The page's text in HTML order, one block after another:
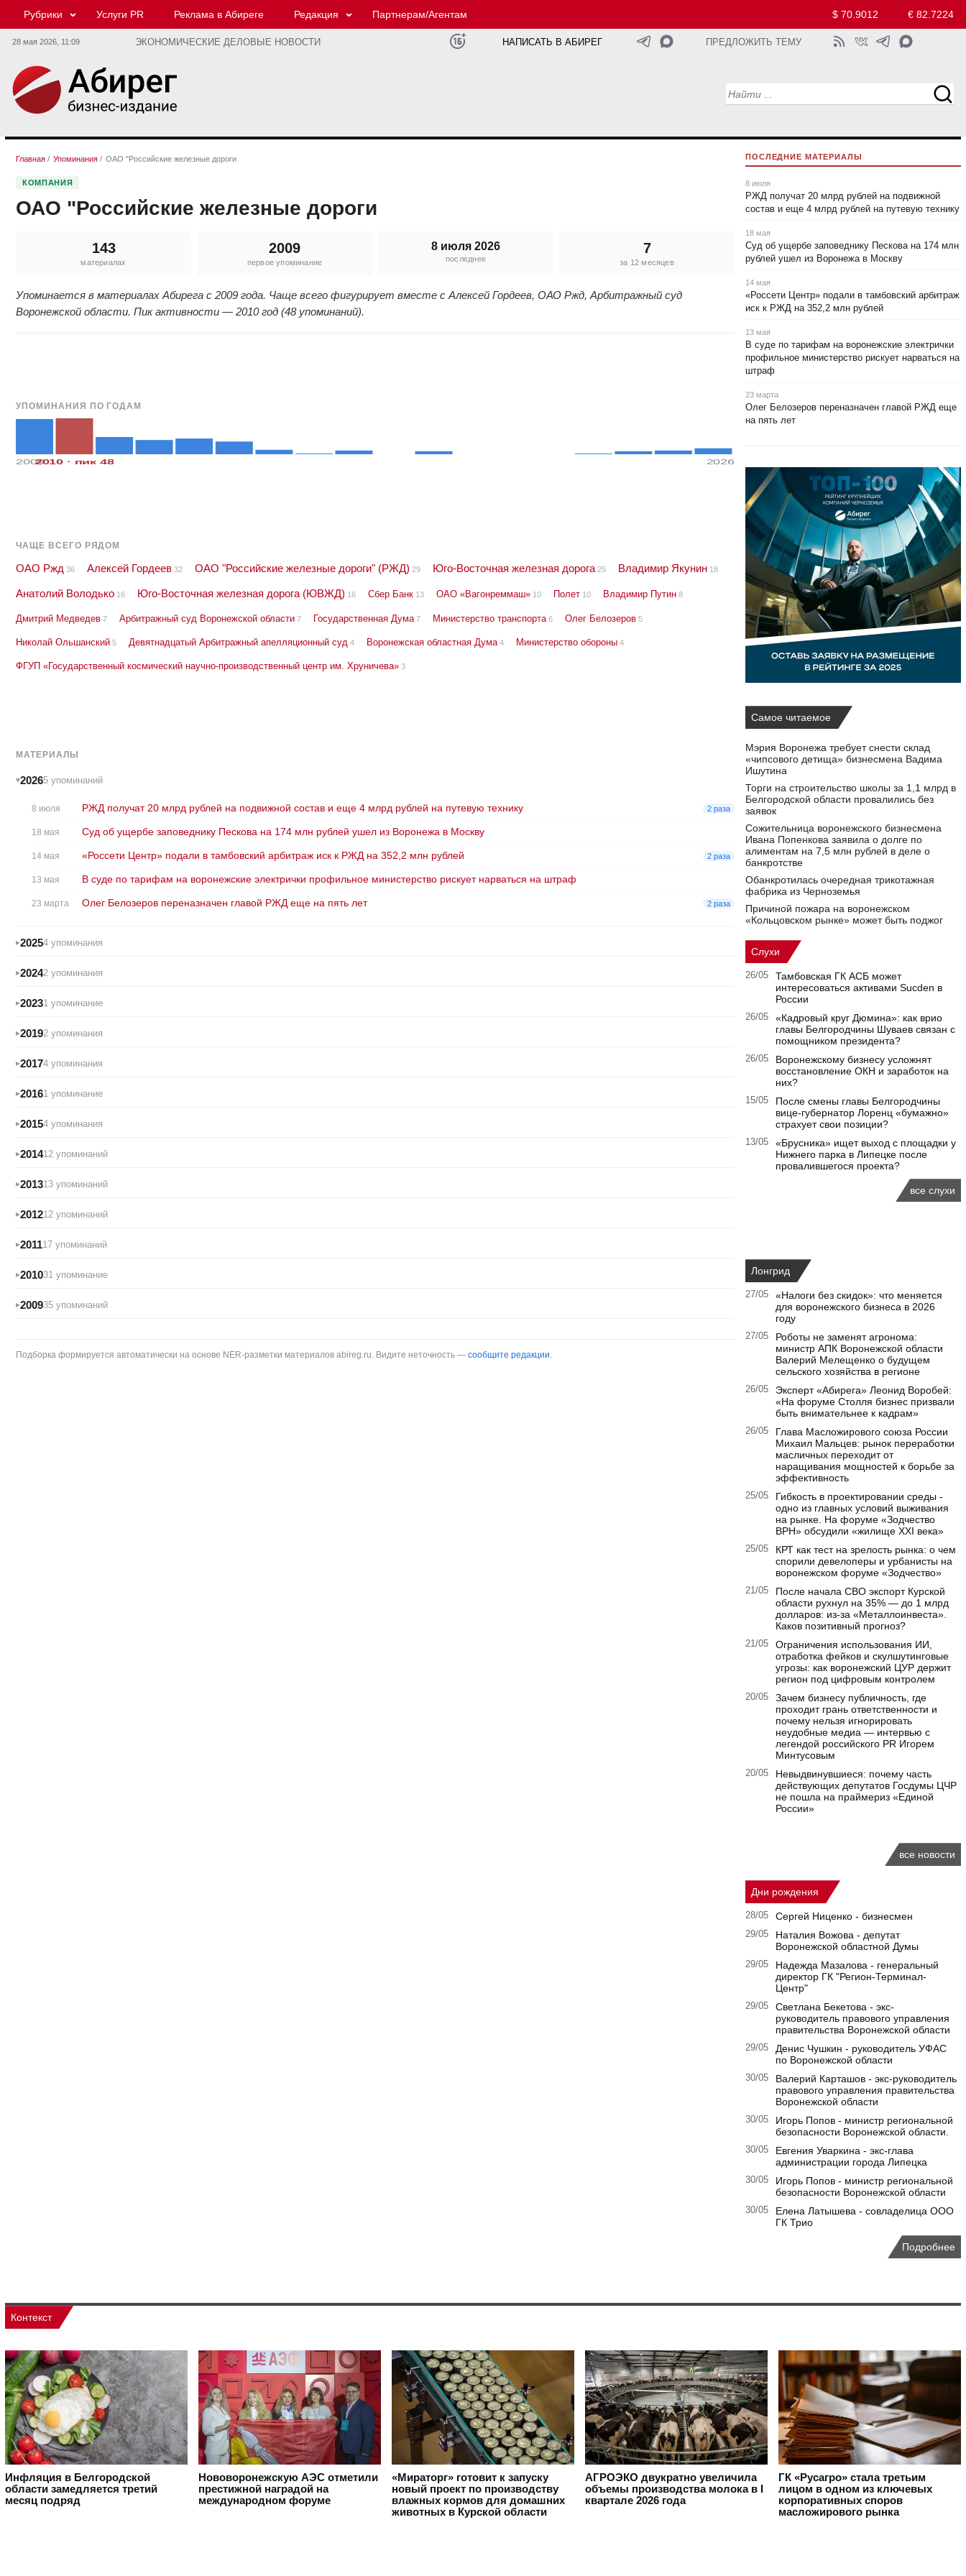
Рубрики Услуги PR Реклама в Абиреге Редакция Партнерам/Агентам $ 70.9012 € 82.7224
28 мая 2026, 11:09 ЭКОНОМИЧЕСКИЕ ДЕЛОВЫЕ НОВОСТИ НАПИСАТЬ В АБИРЕГ ПРЕДЛОЖИТЬ ТЕМУ
Главная / Упоминания / ОАО "Российские железные дороги
КОМПАНИЯ
ОАО "Российские железные дороги
143
материалах
2009
первое упоминание
8 июля 2026
последнее
7
за 12 месяцев
Упоминается в материалах Абирега с 2009 года. Чаще всего фигурирует вместе с Алексей Гордеев, ОАО Ржд, Арбитражный суд
Воронежской области. Пик активности — 2010 год (48 упоминаний).
УПОМИНАНИЯ ПО ГОДАМ
20092010 · пик 48 2026
ЧАЩЕ ВСЕГО РЯДОМ
ОАО Ржд 36 Алексей Гордеев 32 ОАО "Российские железные дороги" (РЖД) 29 Юго-Восточная железная дорога 25 Владимир Якунин 18
Анатолий Володько 16 Юго-Восточная железная дорога (ЮВЖД) 16 Сбер Банк 13 ОАО «Вагонреммаш» 10 Полет 10 Владимир Путин 8
Дмитрий Медведев 7 Арбитражный суд Воронежской области 7 Государственная Дума 7 Министерство транспорта 6 Олег Белозеров 5
Николай Ольшанский 5 Девятнадцатый Арбитражный апелляционный суд 4 Воронежская областная Дума 4 Министерство обороны 4
ФГУП «Государственный космический научно-производственный центр им. Хруничева» 3
МАТЕРИАЛЫ
20265 упоминаний
8 июля РЖД получат 20 млрд рублей на подвижной состав и еще 4 млрд рублей на путевую технику 2 раза
18 мая Суд об ущербе заповеднику Пескова на 174 млн рублей ушел из Воронежа в Москву
14 мая «Россети Центр» подали в тамбовский арбитраж иск к РЖД на 352,2 млн рублей 2 раза
13 мая В суде по тарифам на воронежские электрички профильное министерство рискует нарваться на штраф
23 марта Олег Белозеров переназначен главой РЖД еще на пять лет 2 раза
20254 упоминания
20242 упоминания
20231 упоминание
20192 упоминания
20174 упоминания
20161 упоминание
20154 упоминания
201412 упоминаний
201313 упоминаний
201212 упоминаний
201117 упоминаний
201031 упоминание
200935 упоминаний
Подборка формируется автоматически на основе NER-разметки материалов abireg.ru. Видите неточность — сообщите редакции.
ПОСЛЕДНИЕ МАТЕРИАЛЫ
8 июля
РЖД получат 20 млрд рублей на подвижной
состав и еще 4 млрд рублей на путевую технику
18 мая
Суд об ущербе заповеднику Пескова на 174 млн
рублей ушел из Воронежа в Москву
14 мая
«Россети Центр» подали в тамбовский арбитраж
иск к РЖД на 352,2 млн рублей
13 мая
В суде по тарифам на воронежские электрички
профильное министерство рискует нарваться на
штраф
23 марта
Олег Белозеров переназначен главой РЖД еще
на пять лет
Самое читаемое
Мэрия Воронежа требует снести склад
«чипсового детища» бизнесмена Вадима
Ишутина
Торги на строительство школы за 1,1 млрд в
Белгородской области провалились без
заявок
Сожительница воронежского бизнесмена
Ивана Попенкова заявила о долге по
алиментам на 7,5 млн рублей в деле о
банкротстве
Обанкротилась очередная трикотажная
фабрика из Черноземья
Причиной пожара на воронежском
«Кольцовском рынке» может быть поджог
Слухи
26/05
Тамбовская ГК АСБ может
интересоваться активами Sucden в
России
26/05
«Кадровый круг Дюмина»: как врио
главы Белгородчины Шуваев связан с
помощником президента?
26/05
Воронежскому бизнесу усложнят
восстановление ОКН и заработок на
них?
15/05
После смены главы Белгородчины
вице-губернатор Лоренц «бумажно»
страхует свои позиции?
13/05
«Брусника» ищет выход с площадки у
Нижнего парка в Липецке после
провалившегося проекта?
все слухи
Лонгрид
27/05
«Налоги без скидок»: что меняется
для воронежского бизнеса в 2026
году
27/05
Роботы не заменят агронома:
министр АПК Воронежской области
Валерий Мелещенко о будущем
сельского хозяйства в регионе
26/05
Эксперт «Абирега» Леонид Воробей:
«На форуме Столля бизнес призвали
быть внимательнее к кадрам»
26/05
Глава Масложирового союза России
Михаил Мальцев: рынок переработки
масличных переходит от
наращивания мощностей к борьбе за
эффективность
25/05
Гибкость в проектировании среды -
одно из главных условий выживания
на рынке. На форуме «Зодчество
ВРН» обсудили «жилище XXI века»
25/05
КРТ как тест на зрелость рынка: о чем
спорили девелоперы и урбанисты на
воронежском форуме «Зодчество»
21/05
После начала СВО экспорт Курской
области рухнул на 35% — до 1 млрд
долларов: из-за «Металлоинвеста».
Каков позитивный прогноз?
21/05
Ограничения использования ИИ,
отработка фейков и скулшутинговые
угрозы: как воронежский ЦУР держит
регион под цифровым контролем
20/05
Зачем бизнесу публичность, где
проходит грань ответственности и
почему нельзя игнорировать
неудобные медиа — интервью с
легендой российского PR Игорем
Минтусовым
20/05
Невыдвинувшиеся: почему часть
действующих депутатов Госдумы ЦЧР
не пошла на праймериз «Единой
России»
все новости
Дни рождения
28/05 Сергей Ниценко - бизнесмен
29/05
Наталия Вожова - депутат
Воронежской областной Думы
29/05
Надежда Мазалова - генеральный
директор ГК "Регион-Терминал-
Центр"
29/05
Светлана Бекетова - экс-
руководитель правового управления
правительства Воронежской области
29/05
Денис Чушкин - руководитель УФАС
по Воронежской области
30/05
Валерий Карташов - экс-руководитель
правового управления правительства
Воронежской области
30/05
Игорь Попов - министр региональной
безопасности Воронежской области.
30/05
Евгения Уваркина - экс-глава
администрации города Липецка
30/05
Игорь Попов - министр региональной
безопасности Воронежской области
30/05
Елена Латышева - совладелица ООО
ГК Трио
Подробнее
Контекст
Инфляция в Белгородской
области замедляется третий
месяц подряд
Нововоронежскую АЭС отметили
престижной наградой на
международном форуме
«Мираторг» готовит к запуску
новый проект по производству
влажных кормов для домашних
животных в Курской области
АГРОЭКО двукратно увеличила
объемы производства молока в I
квартале 2026 года
ГК «Русагро» стала третьим
лицом в одном из ключевых
корпоративных споров
масложирового рынка